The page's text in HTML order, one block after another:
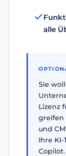
alle
Sie
Lizenz
greifen
und
Ihre KI-